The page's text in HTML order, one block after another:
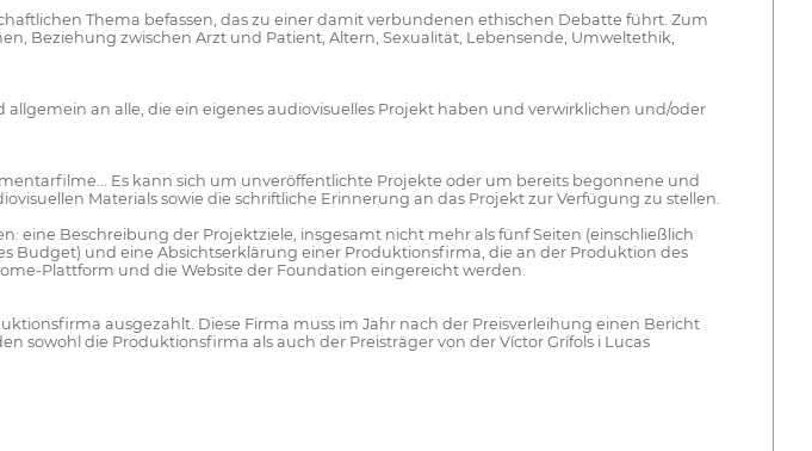
Thema befassen, das zu einer damit verbundenen ethischen Debatte führt. Zum
Beziehung zwischen Arzt und Patient, Altern, Sexualität, Lebensende, Umweltethik,
an alle, die ein eigenes audiovisuelles Projekt haben und verwirklichen und/oder
Es kann sich um unveröffentlichte Projekte oder um bereits begonnene und
Materials sowie die schriftliche Erinnerung an das Projekt zur Verfügung zu stellen.
eine Beschreibung der Projektziele, insgesamt nicht mehr als fünf Seiten (einschließlich
Budget) und eine Absichtserklärung einer Produktionsfirma, die an der Produktion des
Plattform und die Website der Foundation eingereicht werden.
ausgezahlt. Diese Firma muss im Jahr nach der Preisverleihung einen Bericht
sowohl die Produktionsfirma als auch der Preisträger von der Víctor Grífols i Lucas